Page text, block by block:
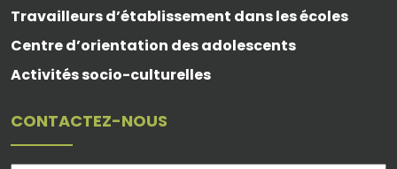
Travailleurs d’établissement dans les écoles
Centre d’orientation des adolescents
Activités socio-culturelles
CONTACTEZ-NOUS